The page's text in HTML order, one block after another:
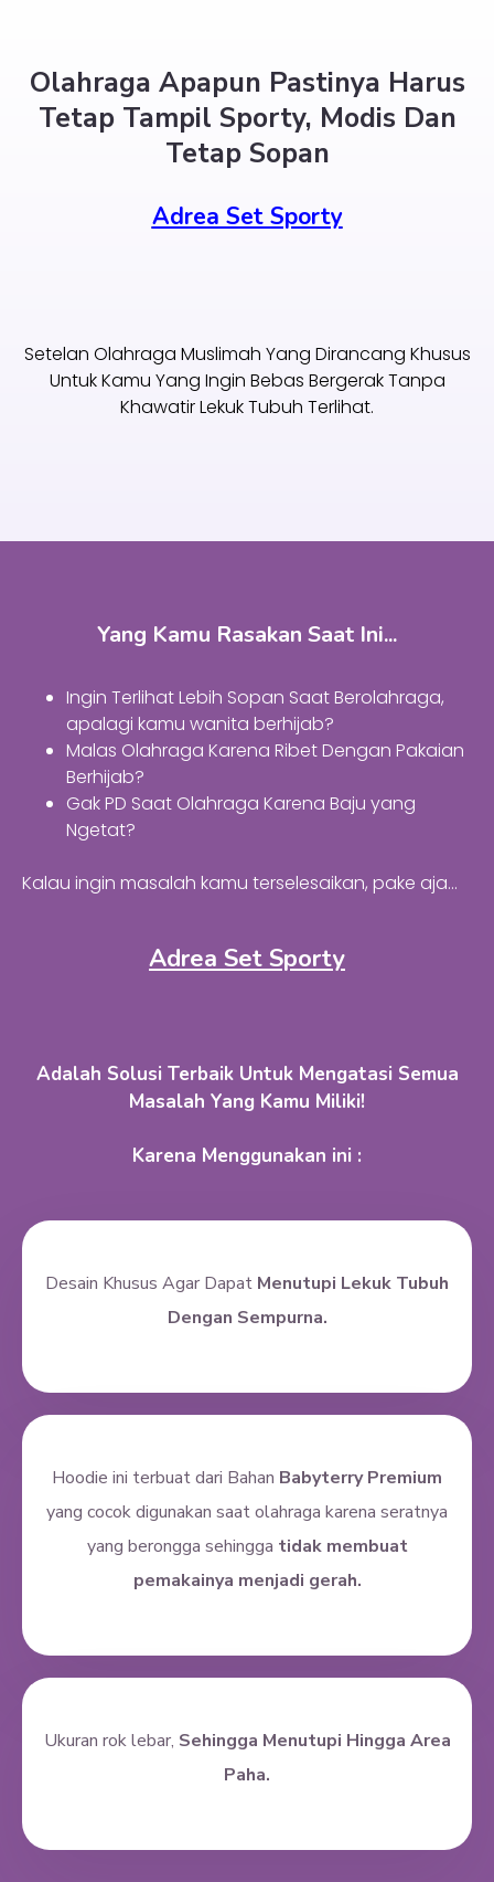
Olahraga Apapun Pastinya Harus
Tetap Tampil Sporty, Modis Dan
Tetap Sopan
Adrea Set Sporty
Setelan Olahraga Muslimah Yang Dirancang Khusus
Untuk Kamu Yang Ingin Bebas Bergerak Tanpa
Khawatir Lekuk Tubuh Terlihat.
Yang Kamu Rasakan Saat Ini...
Ingin Terlihat Lebih Sopan Saat Berolahraga,
apalagi kamu wanita berhijab?
Malas Olahraga Karena Ribet Dengan Pakaian
Berhijab?
Gak PD Saat Olahraga Karena Baju yang
Ngetat?
Kalau ingin masalah kamu terselesaikan, pake aja…
Adrea Set Sporty
Adalah Solusi Terbaik Untuk Mengatasi Semua
Masalah Yang Kamu Miliki!
Karena Menggunakan ini :
Desain Khusus Agar Dapat Menutupi Lekuk Tubuh
Dengan Sempurna.
Hoodie ini terbuat dari Bahan Babyterry Premium
yang cocok digunakan saat olahraga karena seratnya
yang berongga sehingga tidak membuat
pemakainya menjadi gerah.
Ukuran rok lebar, Sehingga Menutupi Hingga Area
Paha.